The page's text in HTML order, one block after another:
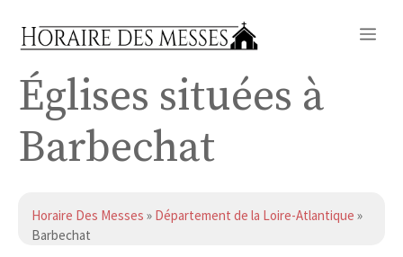
Églises situées à
Barbechat
Horaire Des Messes » Département de la Loire-Atlantique »
Barbechat